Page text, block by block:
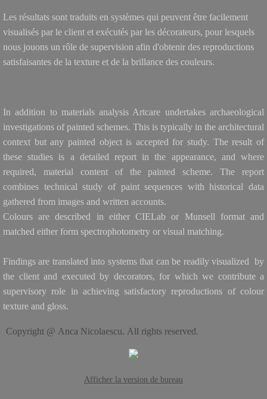
Sculpture polychrome
Metal
Verre
Patrimoine indigène
Peintures rupestres
Gravures rupestres
​Objets sacrés
Statuaire et monuments publics
Cimetières
Les résultats sont traduits en systèmes qui peuvent être facilement
visualisés par le client et exécutés par les décorateurs, pour lesquels
nous jouons un rôle de supervision afin d'obtenir des reproductions
satisfaisantes de la texture et de la brillance des couleurs.
In addition to materials analysis Artcare undertakes archaeological
investigations of painted schemes. This is typically in the architectural
context but any painted object is accepted for study. The result of
these studies is a detailed report in the appearance, and where
required, material content of the painted scheme. The report
combines technical study of paint sequences with historical data
gathered from images and written accounts.
Colours are described in either CIELab or Munsell format and
matched either form spectrophotometry or visual matching.
Findings are translated into systems that can be readily visualized by
the client and executed by decorators, for which we contribute a
supervisory role in achieving satisfactory reproductions of colour
texture and gloss.
Copyright @ Anca Nicolaescu. All rights reserved.
Afficher la version de bureau